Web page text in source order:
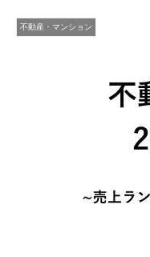
不動産・マンション